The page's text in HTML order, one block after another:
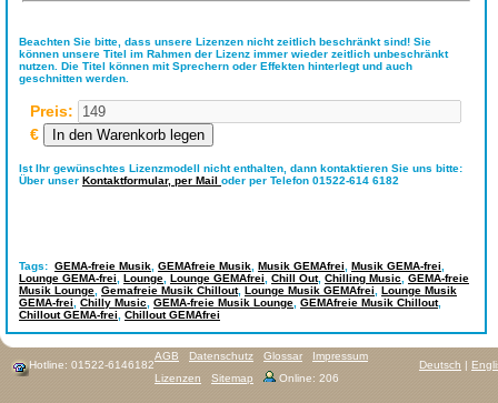
Beachten Sie bitte, dass unsere Lizenzen nicht zeitlich beschränkt sind! Sie
können unsere Titel im Rahmen der Lizenz immer wieder zeitlich unbeschränkt
nutzen. Die Titel können mit Sprechern oder Effekten hinterlegt und auch
geschnitten werden.
Preis:
€
Ist Ihr gewünschtes Lizenzmodell nicht enthalten, dann kontaktieren Sie uns bitte:
Über unser Kontaktformular, per Mail oder per Telefon 01522-614 6182
Tags: GEMA-freie Musik GEMAfreie Musik Musik GEMAfrei Musik GEMA-frei
Lounge GEMA-frei
Lounge Lounge GEMAfrei Chill Out, Chilling Music
GEMA-freie
Musik Lounge Gemafreie Musik Chillout, Lounge Musik GEMAfrei
Lounge Musik
GEMA-frei
Chilly Music GEMA-freie Musik Lounge GEMAfreie Musik Chillout,
Chillout GEMA-frei
Chillout GEMAfrei
Hotline: 01522-6146182 Deutsch |
AGB Datenschutz Glossar
Impressum
Lizenzen
Sitemap Online: 206